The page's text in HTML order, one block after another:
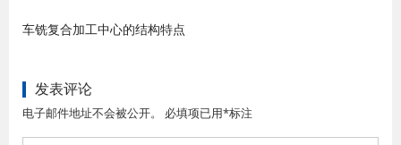
车铣复合加工中心的结构特点
发表评论
电子邮件地址不会被公开。 必填项已用*标注